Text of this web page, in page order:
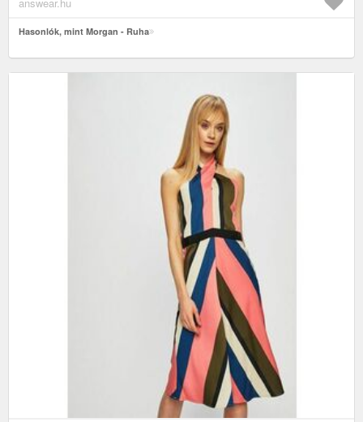
Hasonlók, mint Morgan - Ruha